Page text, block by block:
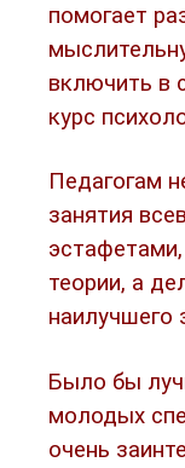
помогает
включить в
курс
Педагогам
занятия
теории, а
наилучшего
Было бы
молодых
очень